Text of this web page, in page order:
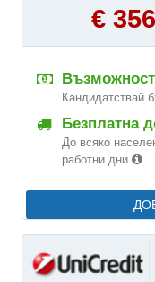
€
Възможност
Кандидатствай
Безплатна
До всяко
работни дни